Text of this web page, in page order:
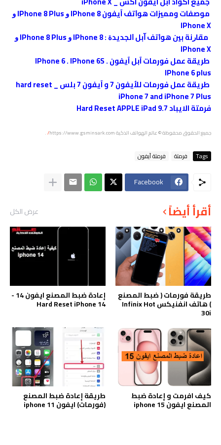
موصفات ومميزات ﻫﻮﺍﺗﻒ آيفون IPhone 8 ﻭ IPhone 8 Plus ﻭ
IPhone X
ﻣﻘﺎﺭﻧﺔ ﺑﻴﻦ ﻫﻮﺍﺗﻒ ﺁﺑﻞ ﺍﻟﺠﺪﻳﺪﺓ : IPhone 8 ﻭ IPhone 8 Plus ﻭ
IPhone X
طريقة عمل فورمات آبل آيفون IPhone 6 . IPhone 6S .
IPhone 6 plus
طريقة عمل فورمات للأيفون 7 و آيفون 7 بلس _ hard reset
iPhone 7 and iPhone 7 Plus
فرمتة الايباد Hard Reset APPLE iPad 9.7
جميع الحقوق محفوظة© عالم الهواتف الذكيةhttps://www.gsminsark.com
/
.
Tags فرمتة فرمتة آيفون
Facebook
أقرأ أيضاً عرض الكل
طريقة فورمات ( ضبط المصنع
) هاتف انفنيكس Infinix Hot
30i
إعادة ضبط المصنع ايفون 14 -
Hard Reset iPhone 14
كيف افرمت و إعادة ضبط
المصنع ايفون iphone 15
طريقة إعادة ضبط المصنع
(فورمات) ايفون iphone 11